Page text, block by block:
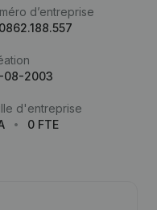
d’entreprise
08-2003
d'entreprise
0 FTE